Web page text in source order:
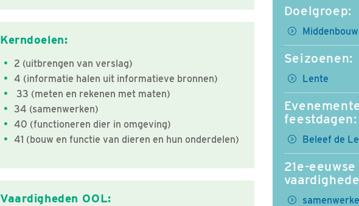
Kerndoelen:
2 (uitbrengen van verslag)
4 (informatie halen uit informatieve bronnen)
33 (meten en rekenen met maten)
34 (samenwerken)
40 (functioneren dier in omgeving)
41 (bouw en functie van dieren en hun onderdelen)
Vaardigheden OOL:
Doelgroep:
Middenbouw
Seizoenen:
Lente
feestdagen:
Beleef de
21e-eeuwse